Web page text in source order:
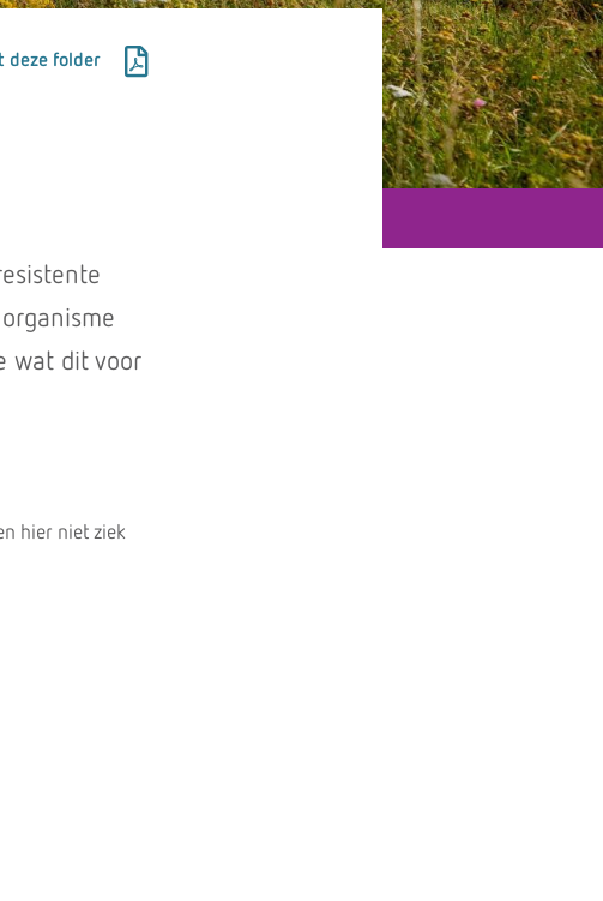
deze folder
wat dit voor
hier niet ziek